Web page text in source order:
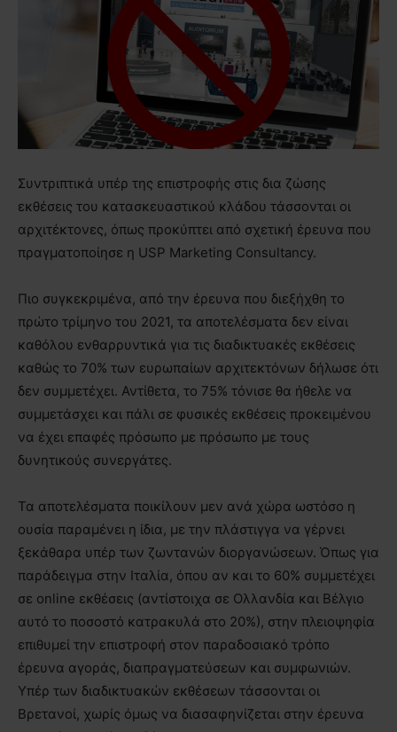
Συντριπτικά υπέρ της επιστροφής στις δια ζώσης
εκθέσεις του κατασκευαστικού κλάδου τάσσονται οι
αρχιτέκτονες, όπως προκύπτει από σχετική έρευνα που
πραγματοποίησε η USP Marketing Consultancy.
Πιο συγκεκριμένα, από την έρευνα που διεξήχθη το
πρώτο τρίμηνο του 2021, τα αποτελέσματα δεν είναι
καθόλου ενθαρρυντικά για τις διαδικτυακές εκθέσεις
καθώς το 70% των ευρωπαίων αρχιτεκτόνων δήλωσε ότι
δεν συμμετέχει. Αντίθετα, το 75% τόνισε θα ήθελε να
συμμετάσχει και πάλι σε φυσικές εκθέσεις προκειμένου
να έχει επαφές πρόσωπο με πρόσωπο με τους
δυνητικούς συνεργάτες.
Τα αποτελέσματα ποικίλουν μεν ανά χώρα ωστόσο η
ουσία παραμένει η ίδια, με την πλάστιγγα να γέρνει
ξεκάθαρα υπέρ των ζωντανών διοργανώσεων. Όπως για
παράδειγμα στην Ιταλία, όπου αν και το 60% συμμετέχει
σε online εκθέσεις (αντίστοιχα σε Ολλανδία και Βέλγιο
αυτό το ποσοστό κατρακυλά στο 20%), στην πλειοψηφία
επιθυμεί την επιστροφή στον παραδοσιακό τρόπο
έρευνα αγοράς, διαπραγματεύσεων και συμφωνιών.
Υπέρ των διαδικτυακών εκθέσεων τάσσονται οι
Βρετανοί, χωρίς όμως να διασαφηνίζεται στην έρευνα